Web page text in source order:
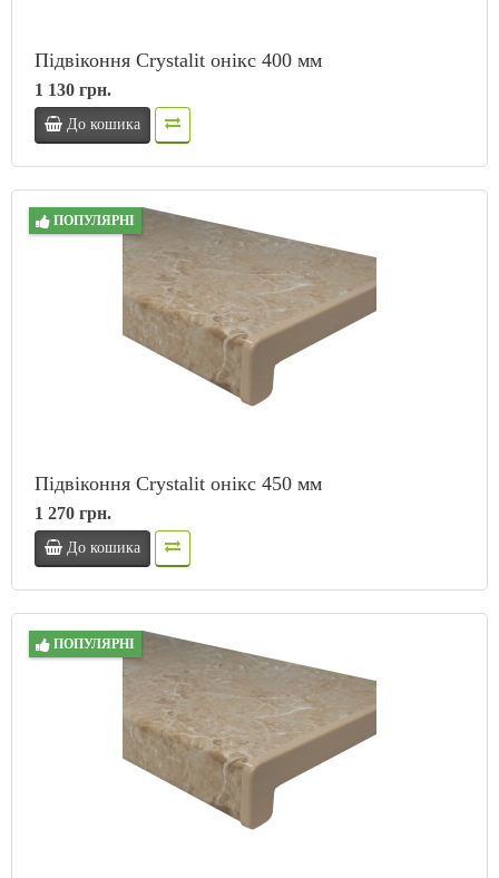
Підвіконня Crystalit онікс 400 мм
1 130 грн.
До кошика
ПОПУЛЯРНІ
Підвіконня Crystalit онікс 450 мм
1 270 грн.
До кошика
ПОПУЛЯРНІ